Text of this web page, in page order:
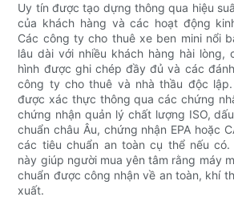
Uy tín được tạo dựng thông qua hiệu
của khách hàng và các hoạt động
Các công ty cho thuê xe ben mini nổi
lâu dài với nhiều khách hàng hài lòng,
hình được ghi chép đầy đủ và các
công ty cho thuê và nhà thầu độc
được xác thực thông qua các chứng
chứng nhận quản lý chất lượng ISO,
chuẩn châu Âu, chứng nhận EPA hoặc
các tiêu chuẩn an toàn cụ thể nếu
này giúp người mua yên tâm rằng máy
chuẩn được công nhận về an toàn, khí
xuất.